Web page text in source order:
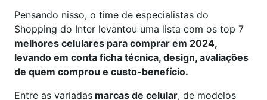
Pensando nisso, o time de especialistas do
Shopping do Inter levantou uma lista com os top 7
melhores celulares para comprar em 2024,
levando em conta ficha técnica, design, avaliações
de quem comprou e custo-benefício.
Entre as variadas marcas de celular, de modelos